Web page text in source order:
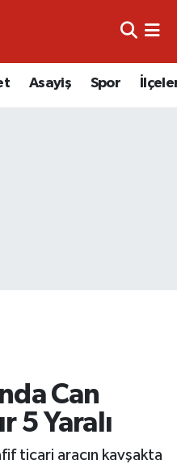
Asayiş Spor
Can
5 Yaralı
ticari aracın kavşakta
ve Fikstür